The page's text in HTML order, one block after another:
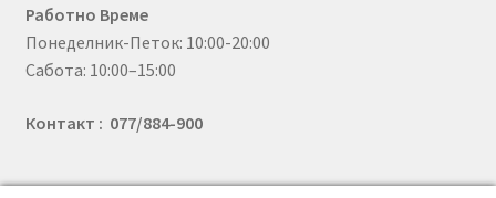
Работно Време
Понеделник-Петок: 10:00-20:00
Сабота: 10:00–15:00
Контакт : 077/884-900